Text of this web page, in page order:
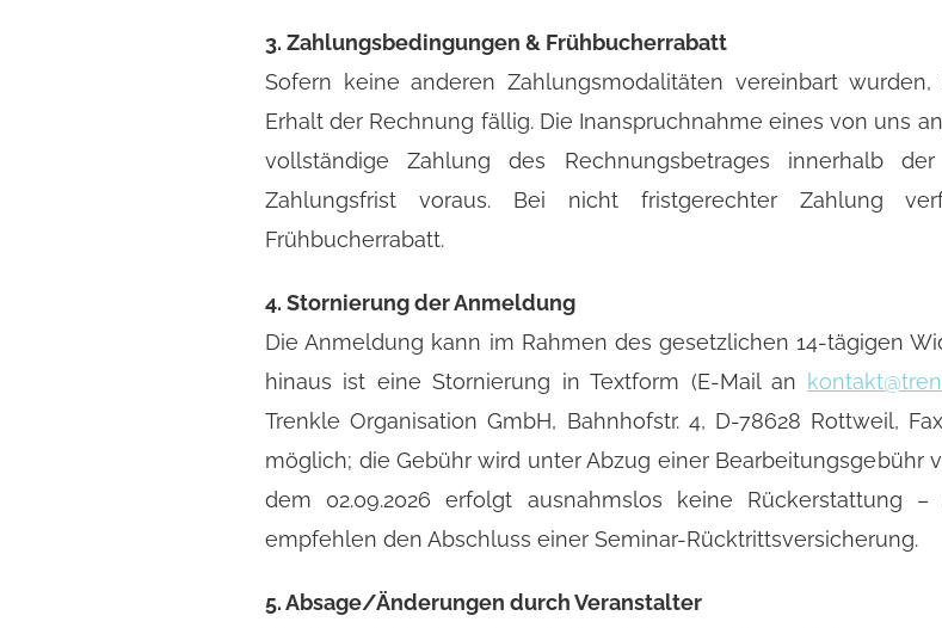
3. Zahlungsbedingungen & Frühbucherrabatt
Sofern keine anderen Zahlungsmodalitäten vereinbart
Erhalt der Rechnung fällig. Die Inanspruchnahme eines von uns
vollständige Zahlung des Rechnungsbetrages innerhalb
Zahlungsfrist voraus. Bei nicht fristgerechter Zahlung
Frühbucherrabatt.
4. Stornierung der Anmeldung
Die Anmeldung kann im Rahmen des gesetzlichen 14-tägigen
hinaus ist eine Stornierung in Textform (E-Mail an
Trenkle Organisation GmbH, Bahnhofstr. 4, D-78628 Rottweil,
möglich; die Gebühr wird unter Abzug einer Bearbeitungsgebühr
dem 02.09.2026 erfolgt ausnahmslos keine Rückerstattung
empfehlen den Abschluss einer Seminar-Rücktrittsversicherung.
5. Absage/Änderungen durch Veranstalter